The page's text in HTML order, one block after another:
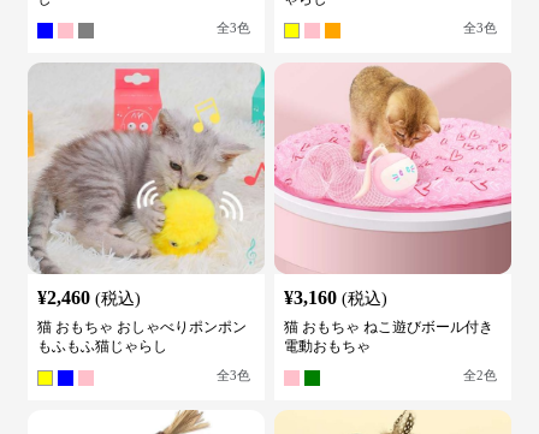
全3色 全3色
¥2,460 (税込)
猫 おもちゃ おしゃべりポンポン
もふもふ猫じゃらし
全3色
¥3,160 (税込)
猫 おもちゃ ねこ遊びボール付き
電動おもちゃ
全2色